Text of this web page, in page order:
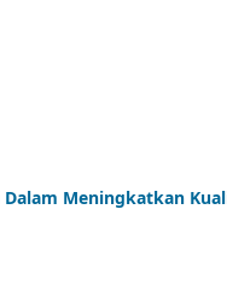
Meningkatkan